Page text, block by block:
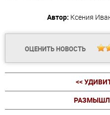
Автор: Ксения
ОЦЕНИТЬ НОВОСТЬ
<<